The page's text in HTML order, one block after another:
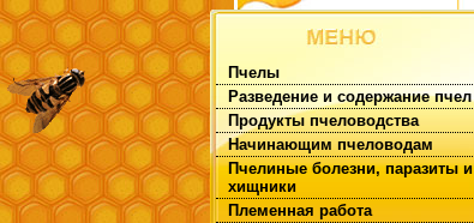
Пчелы
Разведение и содержание пчел
Продукты пчеловодства
Начинающим пчеловодам
Пчелиные болезни, паразиты и
хищники
Племенная работа